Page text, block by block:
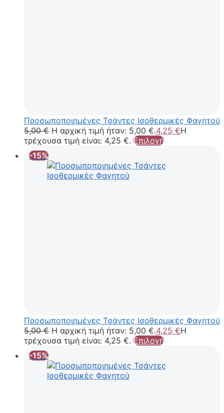
Προσωποποιημένες Τσάντες Ισοθερμικές Φαγητού
5,00€ Η αρχική τιμή ήταν: 5,00 €.4,25 €Η
τρέχουσα τιμή είναι: 4,25 €. Επιλογή
-15%
Προσωποποιημένες Τσάντες Ισοθερμικές Φαγητού
5,00€ Η αρχική τιμή ήταν: 5,00 €.4,25 €Η
τρέχουσα τιμή είναι: 4,25 €. Επιλογή
-15%